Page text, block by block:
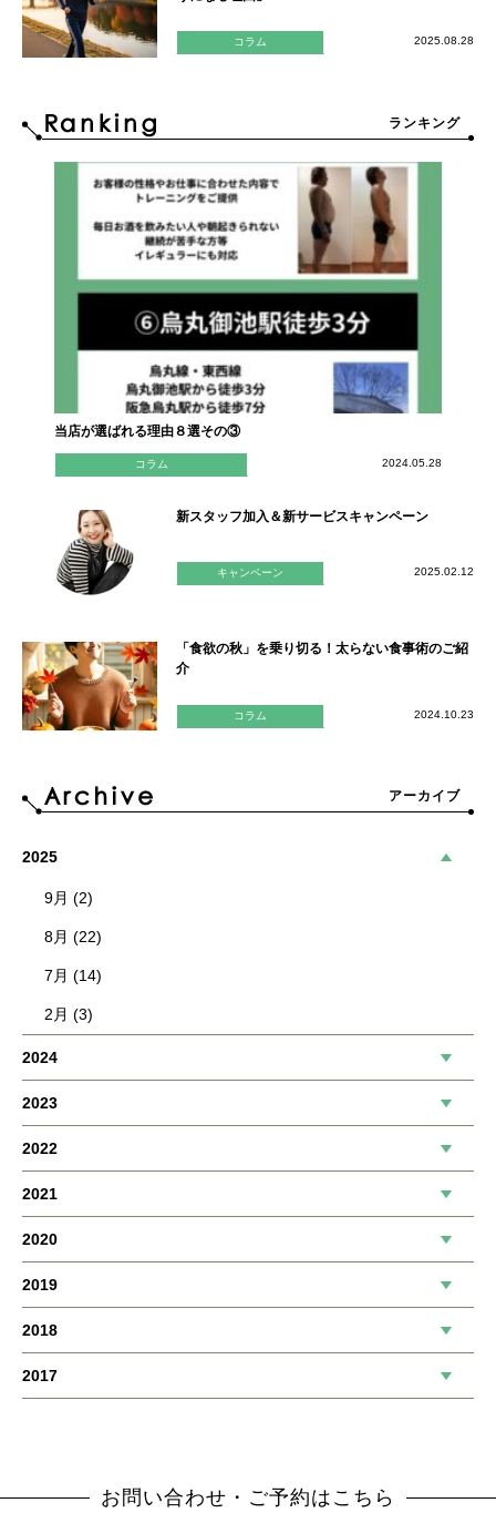
コラム 2025.08.28
ランキング
当店が選ばれる理由８選その③
コラム 2024.05.28
新スタッフ加入＆新サービスキャンペーン
キャンペーン 2025.02.12
「食欲の秋」を乗り切る！太らない食事術のご紹
介
コラム 2024.10.23
アーカイブ
2025
9月 (2)
8月 (22)
7月 (14)
2月 (3)
2024
2023
2022
2021
2020
2019
2018
2017
お問い合わせ・ご予約はこちら